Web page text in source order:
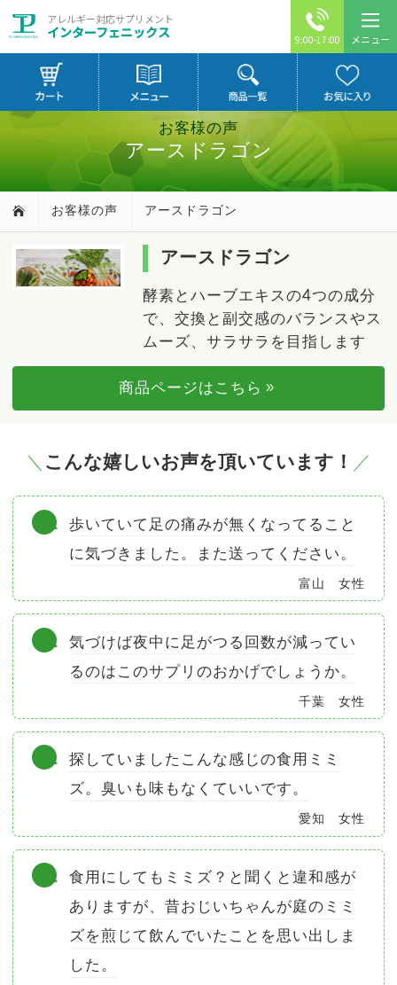
アレルギー対応サプリメント
インターフェニックス 9:00-17:00 メニュー
お客様の声
アースドラゴン
お客様の声 アースドラゴン
アースドラゴン
酵素とハーブエキスの4つの成分
で、交換と副交感のバランスやス
ムーズ、サラサラを目指します
商品ページはこちら
こんな嬉しいお声を頂いています！
歩いていて足の痛みが無くなってること
に気づきました。また送ってください。
富山 女性
気づけば夜中に足がつる回数が減ってい
るのはこのサプリのおかげでしょうか。
千葉 女性
探していましたこんな感じの食用ミミ
ズ。臭いも味もなくていいです。
愛知 女性
食用にしてもミミズ？と聞くと違和感が
ありますが、昔おじいちゃんが庭のミミ
ズを煎じて飲んでいたことを思い出しま
した。